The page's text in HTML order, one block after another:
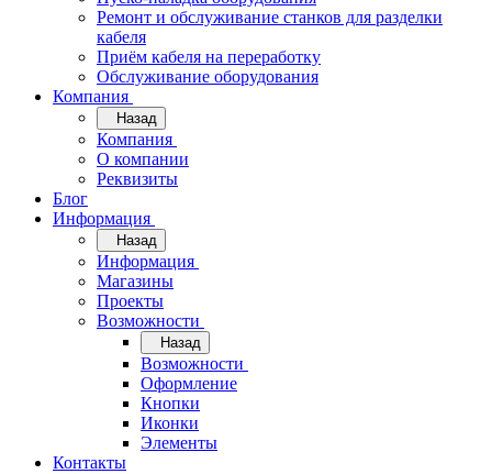
Ремонт и обслуживание станков для разделки
кабеля
Приём кабеля на переработку
Обслуживание оборудования
Компания
Назад
Компания
О компании
Реквизиты
Блог
Информация
Назад
Информация
Магазины
Проекты
Возможности
Назад
Возможности
Оформление
Кнопки
Иконки
Элементы
Контакты